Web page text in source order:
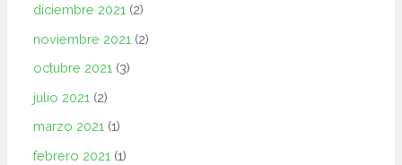
diciembre 2021 (2)
noviembre 2021 (2)
octubre 2021 (3)
julio 2021 (2)
marzo 2021 (1)
febrero 2021 (1)